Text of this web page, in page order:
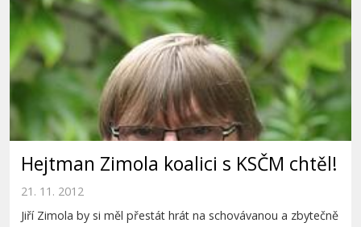
Hejtman Zimola koalici s KSČM chtěl!
21. 11. 2012
Jiří Zimola by si měl přestát hrát na schovávanou a zbytečně